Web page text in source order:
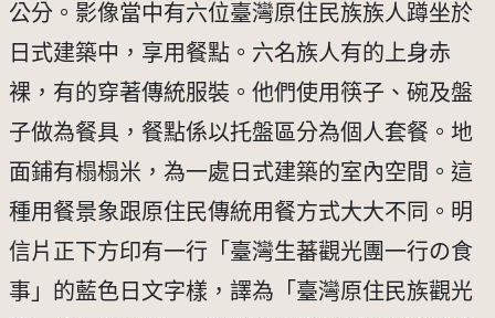
公分。影像當中有六位臺灣原住民族族人蹲坐於
日式建築中，享用餐點。六名族人有的上身赤
裸，有的穿著傳統服裝。他們使用筷子、碗及盤
子做為餐具，餐點係以托盤區分為個人套餐。地
面鋪有榻榻米，為一處日式建築的室內空間。這
種用餐景象跟原住民傳統用餐方式大大不同。明
信片正下方印有一行「臺灣生蕃觀光團一行の食
事」的藍色日文字樣，譯為「臺灣原住民族觀光